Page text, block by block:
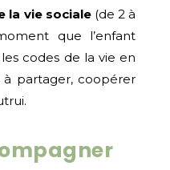
la vie sociale(de 2 à
que l’enfant
codes de la vie en
partager, coopérer